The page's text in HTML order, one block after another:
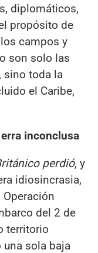
diplomáticos,
propósito de
campos y
son solo las
sino toda la
el Caribe,
erra inconclusa
perdió, y
idiosincrasia,
del 2 de
territorio
una sola baja